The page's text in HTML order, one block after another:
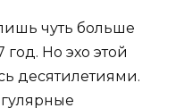
чуть больше
год. Но эхо этой
десятилетиями.